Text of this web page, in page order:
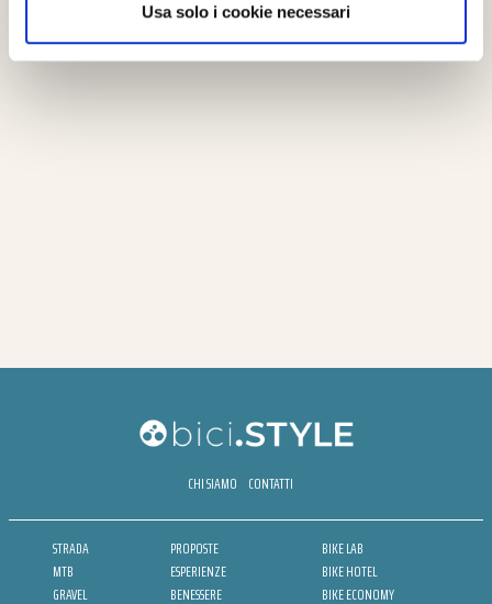
Usa solo i cookie necessari
CHI SIAMO CONTATTI
STRADA
MTB
GRAVEL
PROPOSTE
ESPERIENZE
BENESSERE
BIKE LAB
BIKE HOTEL
BIKE ECONOMY